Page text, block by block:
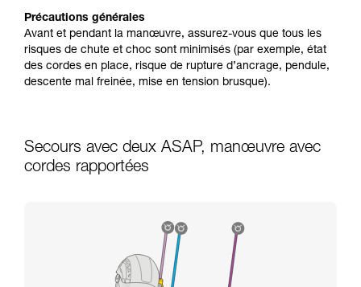
Précautions générales
Avant et pendant la manœuvre, assurez-vous que tous les
risques de chute et choc sont minimisés (par exemple, état
des cordes en place, risque de rupture d’ancrage, pendule,
descente mal freinée, mise en tension brusque).
Secours avec deux ASAP, manœuvre avec
cordes rapportées